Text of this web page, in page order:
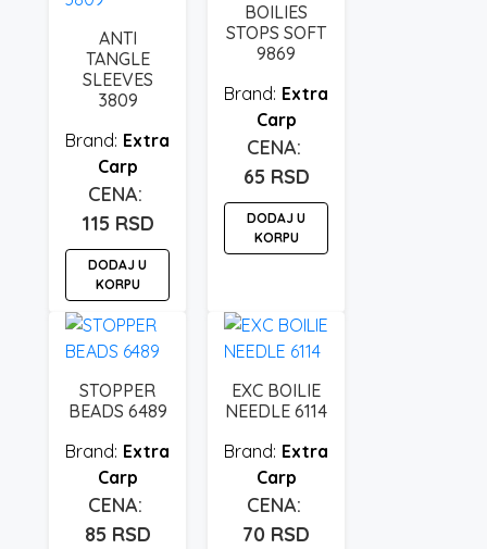
ANTI
TANGLE
SLEEVES
3809
Extra
Carp
115 RSD
DODAJ U
KORPU
BOILIES
STOPS SOFT
9869
Extra
Carp
65 RSD
DODAJ U
KORPU
STOPPER
BEADS 6489
Extra
Carp
85 RSD
EXC BOILIE
NEEDLE 6114
Extra
Carp
70 RSD